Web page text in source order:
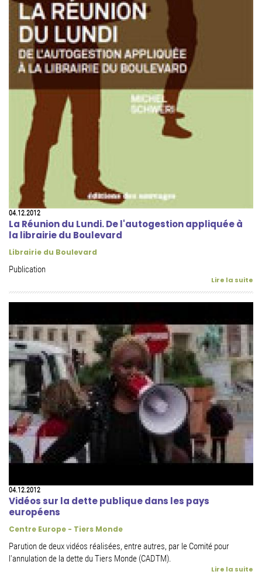
04.12.2012
La Réunion du Lundi. De l'autogestion appliquée à
la librairie du Boulevard
Librairie du Boulevard
Publication
Lire la suite
04.12.2012
Vidéos sur la dette publique dans les pays
européens
Centre Europe - Tiers Monde
Parution de deux vidéos réalisées, entre autres, par le Comité pour
l'annulation de la dette du Tiers Monde (CADTM).
Lire la suite